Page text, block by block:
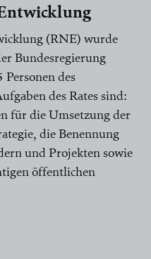
(RNE) wurde
Bundesregierung
des
des Rates sind:
für die Umsetzung der
die Benennung
und Projekten sowie
öffentlichen